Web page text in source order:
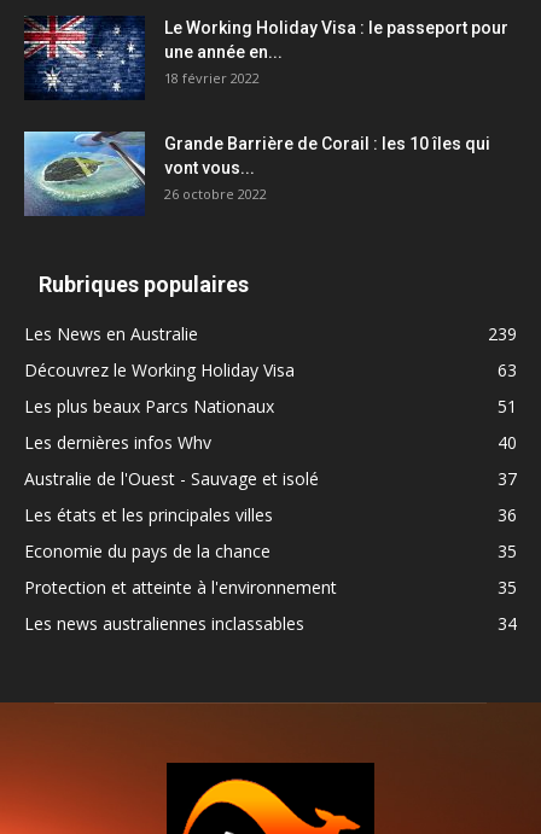
Le Working Holiday Visa : le passeport pour
une année en...
18 février 2022
Grande Barrière de Corail : les 10 îles qui
vont vous...
26 octobre 2022
Rubriques populaires
Les News en Australie
239
Découvrez le Working Holiday Visa
63
Les plus beaux Parcs Nationaux
51
Les dernières infos Whv
40
Australie de l'Ouest - Sauvage et isolé
37
Les états et les principales villes
36
Economie du pays de la chance
35
Protection et atteinte à l'environnement
35
Les news australiennes inclassables
34